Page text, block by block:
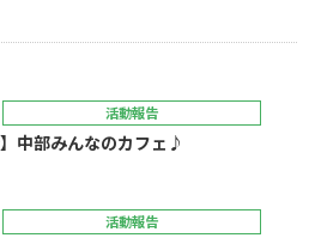
活動報告
】中部みんなのカフェ♪
活動報告